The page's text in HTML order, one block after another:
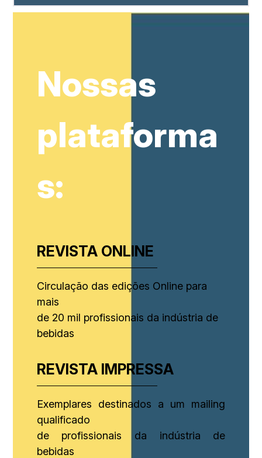
Nossas
plataforma
s:
REVISTA ONLINE
Circulação das edições Online para
mais
de 20 mil profissionais da indústria de
bebidas
REVISTA IMPRESSA
Exemplares destinados a um mailing
qualificado
de profissionais da indústria de
bebidas